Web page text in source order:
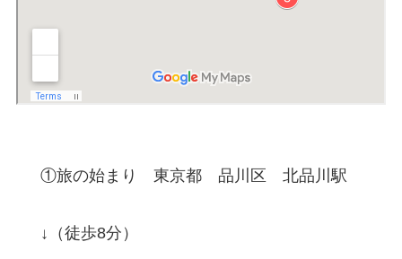
①旅の始まり 東京都 品川区 北品川駅
↓（徒歩8分）